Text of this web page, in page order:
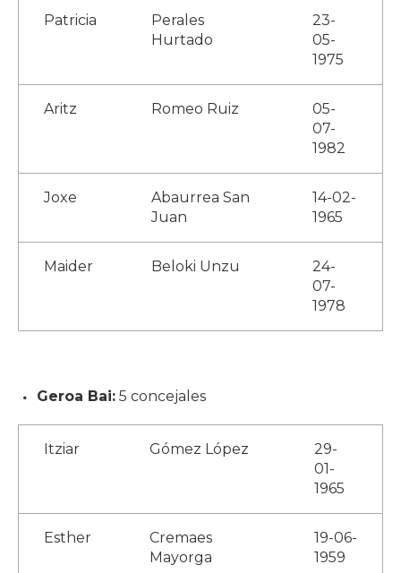
Patricia
Perales
Hurtado
23-
05-
1975
Aritz Romeo Ruiz
05-
07-
1982
Joxe
Abaurrea San
Juan
14-02-
1965
Maider Beloki Unzu
24-
07-
1978
Geroa Bai: 5 concejales
Itziar Gómez López
29-
01-
1965
Esther
Cremaes
Mayorga
19-06-
1959